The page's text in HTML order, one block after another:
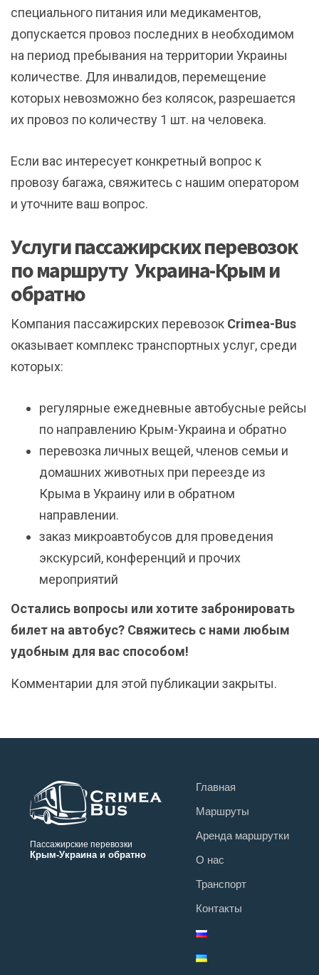
специального питания или медикаментов,
допускается провоз последних в необходимом
на период пребывания на территории Украины
количестве. Для инвалидов, перемещение
которых невозможно без колясок, разрешается
их провоз по количеству 1 шт. на человека.
Если вас интересует конкретный вопрос к
провозу багажа, свяжитесь с нашим оператором
и уточните ваш вопрос.
Услуги пассажирских перевозок
по маршруту Украина-Крым и
обратно
Компания пассажирских перевозок Crimea-Bus
оказывает комплекс транспортных услуг, среди
которых:
регулярные ежедневные автобусные рейсы
по направлению Крым-Украина и обратно
перевозка личных вещей, членов семьи и
домашних животных при переезде из
Крыма в Украину или в обратном
направлении.
заказ микроавтобусов для проведения
экскурсий, конференций и прочих
мероприятий
Остались вопросы или хотите забронировать
билет на автобус? Свяжитесь с нами любым
удобным для вас способом!
Комментарии для этой публикации закрыты.
Пассажирские перевозки
Крым-Украина и обратно
Главная
Маршруты
Аренда маршрутки
О нас
Транспорт
Контакты